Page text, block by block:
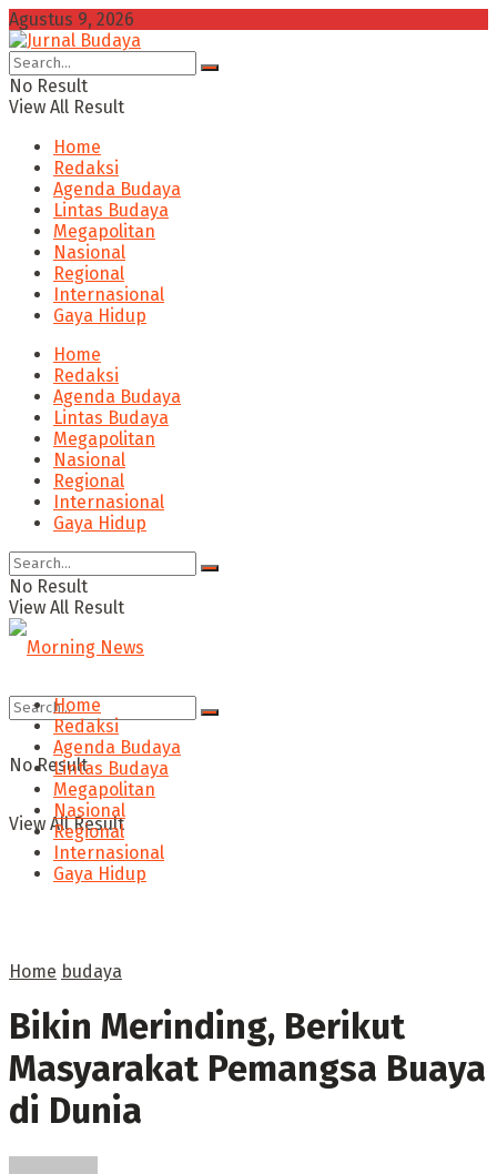
Agustus 9, 2026
No Result
View All Result
Home
Redaksi
Agenda Budaya
Lintas Budaya
Megapolitan
Nasional
Regional
Internasional
Gaya Hidup
Home
Redaksi
Agenda Budaya
Lintas Budaya
Megapolitan
Nasional
Regional
Internasional
Gaya Hidup
No Result
View All Result
No Result
View All Result
Home
Redaksi
Agenda Budaya
Lintas Budaya
Megapolitan
Nasional
Regional
Internasional
Gaya Hidup
Home budaya
Bikin Merinding, Berikut
Masyarakat Pemangsa Buaya
di Dunia